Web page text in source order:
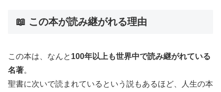
📖 この本が読み継がれる理由
この本は、なんと 100年以上も世界中で読み継がれている
名著。
聖書に次いで読まれているという説もあるほど、人生の本